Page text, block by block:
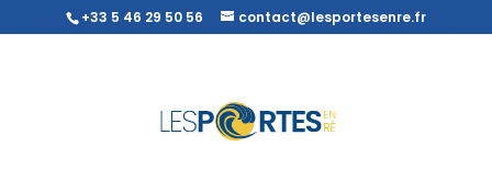
+33 5 46 29 50 56 contact@lesportesenre.fr